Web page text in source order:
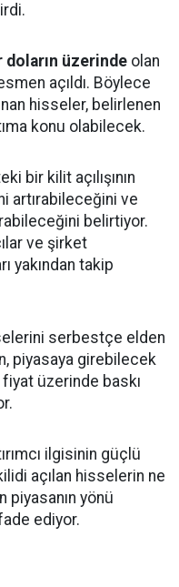
doların üzerinde olan
açıldı. Böylece
hisseler, belirlenen
konu olabilecek.
bir kilit açılışının
artırabileceğini ve
belirtiyor.
ve şirket
yakından takip
serbestçe elden
piyasaya girebilecek
üzerinde baskı
ilgisinin güçlü
açılan hisselerin ne
piyasanın yönü
ediyor.